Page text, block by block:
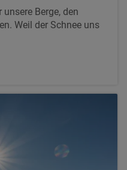
Berge, den
Weil der Schnee uns